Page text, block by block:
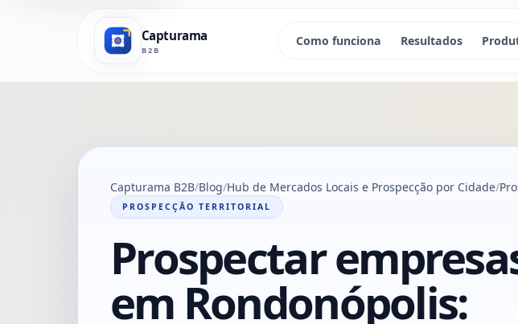
Capturama
B2B
Como funciona Resultados
Capturama B2B Blog Hub de Mercados Locais e Prospecção por Cidade
PROSPECÇÃO TERRITORIAL
Prospectar
em Rondonópolis: